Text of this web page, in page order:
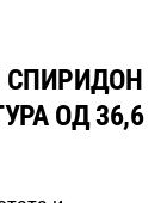
СПИРИДОН
ОД 36,6